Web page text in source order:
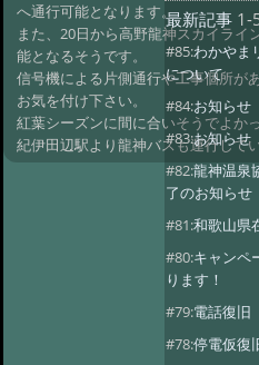
へ通行可能となります。
また、20日から高野龍神スカイライ
能となるそうです。
信号機による片側通行や工事個所が
お気を付け下さい。
紅葉シーズンに間に合いそうでよかっ
紀伊田辺駅より龍神バスも運行してい
最新記事 1-
#85:わかやま
について
#84:お知らせ
#83:お知らせ
#82:龍神温
了のお知らせ
#81:和歌山県
#80:キャンペ
ります！
#79:電話復旧
#78:停電仮復